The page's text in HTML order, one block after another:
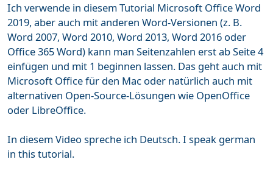
Ich verwende in diesem Tutorial Microsoft Office Word
2019, aber auch mit anderen Word-Versionen (z. B.
Word 2007, Word 2010, Word 2013, Word 2016 oder
Office 365 Word) kann man Seitenzahlen erst ab Seite 4
einfügen und mit 1 beginnen lassen. Das geht auch mit
Microsoft Office für den Mac oder natürlich auch mit
alternativen Open-Source-Lösungen wie OpenOffice
oder LibreOffice.
In diesem Video spreche ich Deutsch. I speak german
in this tutorial.